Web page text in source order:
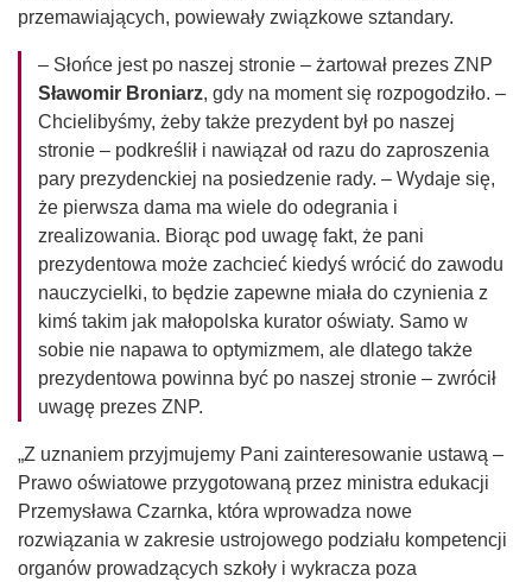
przemawiających, powiewały związkowe sztandary.
– Słońce jest po naszej stronie – żartował prezes ZNP
Sławomir Broniarz, gdy na moment się rozpogodziło. –
Chcielibyśmy, żeby także prezydent był po naszej
stronie – podkreślił i nawiązał od razu do zaproszenia
pary prezydenckiej na posiedzenie rady. – Wydaje się,
że pierwsza dama ma wiele do odegrania i
zrealizowania. Biorąc pod uwagę fakt, że pani
prezydentowa może zachcieć kiedyś wrócić do zawodu
nauczycielki, to będzie zapewne miała do czynienia z
kimś takim jak małopolska kurator oświaty. Samo w
sobie nie napawa to optymizmem, ale dlatego także
prezydentowa powinna być po naszej stronie – zwrócił
uwagę prezes ZNP.
„Z uznaniem przyjmujemy Pani zainteresowanie ustawą –
Prawo oświatowe przygotowaną przez ministra edukacji
Przemysława Czarnka, która wprowadza nowe
rozwiązania w zakresie ustrojowego podziału kompetencji
organów prowadzących szkoły i wykracza poza